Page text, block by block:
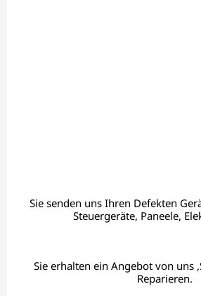
Sie senden uns Ihren Defekten
Steuergeräte, Paneele,
Sie erhalten ein Angebot von uns
Reparieren.